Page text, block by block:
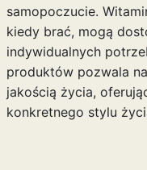
samopoczucie.
kiedy brać, mogą
indywidualnych
produktów pozwala
jakością życia,
konkretnego stylu